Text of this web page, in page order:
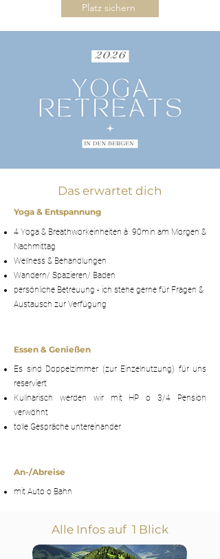
Platz sichern
Das erwartet dich
Yoga & Entspannung
4 Yoga & Breathworkeinheiten à 90min am Morgen &
Nachmittag
Wellness & Behandlungen
Wandern/ Spazieren/ Baden
persönliche Betreuung - ich stehe gerne für Fragen &
Austausch zur Verfügung
Essen & Genießen
Es sind Doppelzimmer (zur Einzelnutzung) für uns
reserviert
Kulinarisch werden wir mit HP o 3/4 Pension
verwöhnt
tolle Gespräche untereinander
An-/Abreise
mit Auto o Bahn
Alle Infos auf 1 Blick